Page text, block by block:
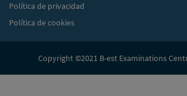
Política de privacidad
Política de cookies
Copyright ©2021 B-est Examinations